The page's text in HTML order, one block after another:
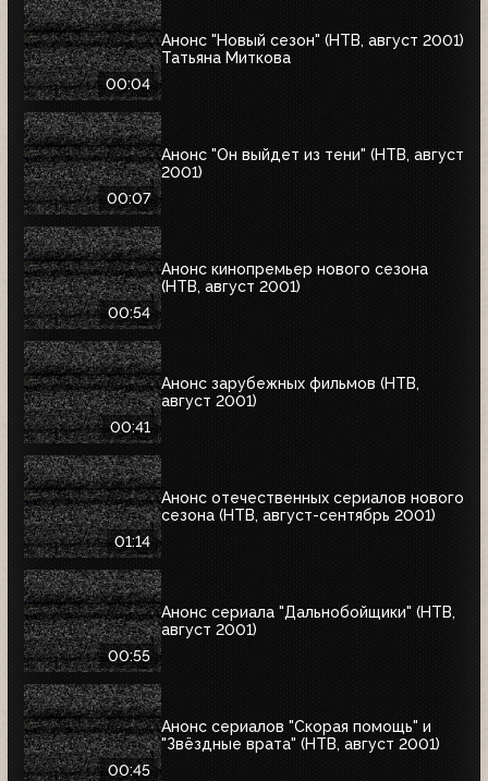
00:04
Анонс "Новый сезон" (НТВ, август 2001)
Татьяна Миткова
00:07
Анонс "Он выйдет из тени" (НТВ, август
2001)
00:54
Анонс кинопремьер нового сезона
(НТВ, август 2001)
00:41
Анонс зарубежных фильмов (НТВ,
август 2001)
01:14
Анонс отечественных сериалов нового
сезона (НТВ, август-сентябрь 2001)
00:55
Анонс сериала "Дальнобойщики" (НТВ,
август 2001)
00:45
Анонс сериалов "Скорая помощь" и
"Звёздные врата" (НТВ, август 2001)